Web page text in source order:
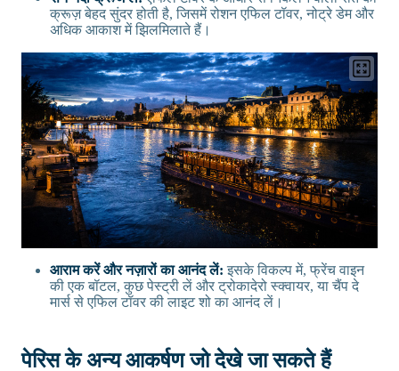
क्रूज़ बेहद सुंदर होती है, जिसमें रोशन एफिल टॉवर, नोट्रे डेम और
अधिक आकाश में झिलमिलाते हैं।
आराम करें और नज़ारों का आनंद लें: इसके विकल्प में, फ्रेंच वाइन
की एक बॉटल, कुछ पेस्ट्री लें और ट्रोकादेरो स्क्वायर, या चैंप दे
मार्स से एफिल टॉवर की लाइट शो का आनंद लें।
पेरिस के अन्य आकर्षण जो देखे जा सकते हैं